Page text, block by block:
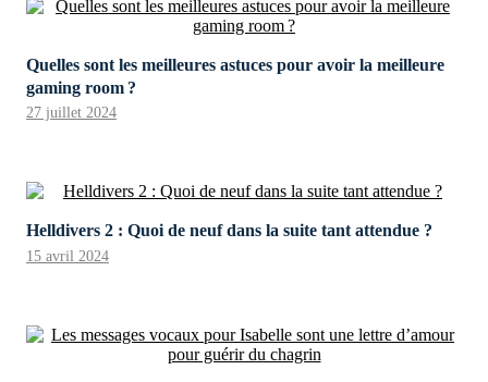
Quelles sont les meilleures astuces pour avoir la meilleure
gaming room ?
27 juillet 2024
Helldivers 2 : Quoi de neuf dans la suite tant attendue ?
15 avril 2024